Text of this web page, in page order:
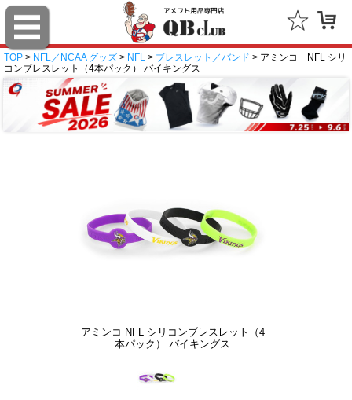
TOP > NFL／NCAA グッズ > NFL > ブレスレット／バンド > アミンコ NFL シリ
コンブレスレット（4本パック） バイキングス
アミンコ NFL シリコンブレスレット（4
本パック） バイキングス